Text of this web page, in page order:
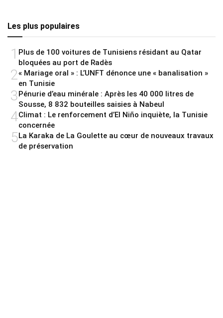
Les plus populaires
1 Plus de 100 voitures de Tunisiens résidant au Qatar
bloquées au port de Radès
2« Mariage oral » : L’UNFT dénonce une « banalisation »
en Tunisie
3Pénurie d’eau minérale : Après les 40 000 litres de
Sousse, 8 832 bouteilles saisies à Nabeul
4Climat : Le renforcement d’El Niño inquiète, la Tunisie
concernée
5La Karaka de La Goulette au cœur de nouveaux travaux
de préservation